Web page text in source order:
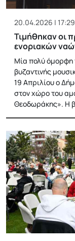
20.04.2026 | 17:29
Τιμήθηκαν οι
ενοριακών
Μία πολύ όμορφη
βυζαντινής
19 Απριλίου ο
στον χώρο του
Θεοδωράκης». Η